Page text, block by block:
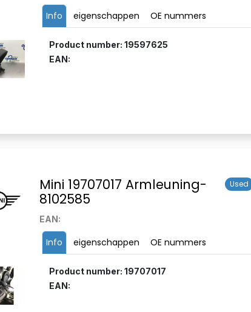
Info eigenschappen OE nummers
Product number: 19597625
EAN:
Mini 19707017 Armleuning-
8102585
Used
EAN:
Info eigenschappen OE nummers
Product number: 19707017
EAN: